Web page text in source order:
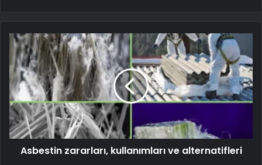
Asbestin zararları, kullanımları ve alternatifleri